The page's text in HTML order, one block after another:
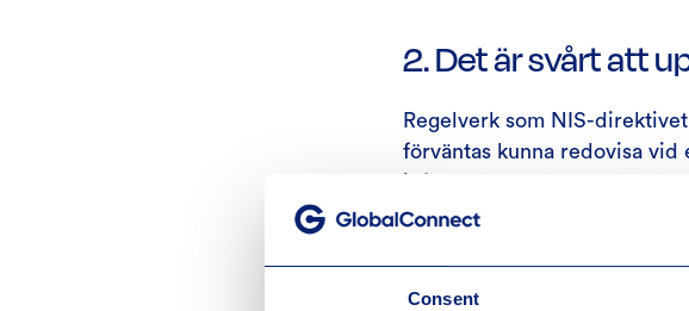
Consent
2. Det är svårt att
Regelverk som NIS-
förväntas kunna redovisa
behövs?
compliant. Att hantera data